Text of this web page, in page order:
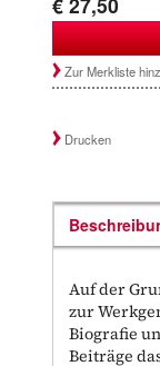
Zur Merkliste
Drucken
Auf der
zur
Biografie
Beiträge